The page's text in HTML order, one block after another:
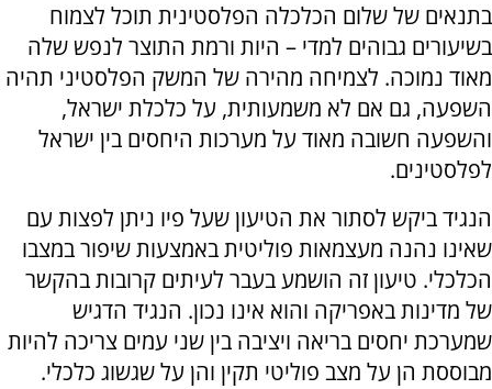
בתנאים של שלום הכלכלה הפלסטינית תוכל לצמוח
בשיעורים גבוהים למדי – היות ורמת התוצר לנפש שלה
מאוד נמוכה. לצמיחה מהירה של המשק הפלסטיני תהיה
השפעה, גם אם לא משמעותית, על כלכלת ישראל,
והשפעה חשובה מאוד על מערכות היחסים בין ישראל
לפלסטינים.
הנגיד ביקש לסתור את הטיעון שעל פיו ניתן לפצות עם
שאינו נהנה מעצמאות פוליטית באמצעות שיפור במצבו
הכלכלי. טיעון זה הושמע בעבר לעיתים קרובות בהקשר
של מדינות באפריקה והוא אינו נכון. הנגיד הדגיש
שמערכת יחסים בריאה ויציבה בין שני עמים צריכה להיות
מבוססת הן על מצב פוליטי תקין והן על שגשוג כלכלי.